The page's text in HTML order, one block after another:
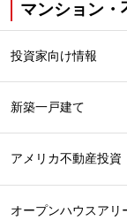
マンション・
投資家向け情報
新築一戸建て
アメリカ不動産投資
オープンハウスアリ